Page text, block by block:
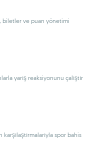
biletler ve puan yönetimi
yarış reaksiyonunu çalıştır
spor bahis